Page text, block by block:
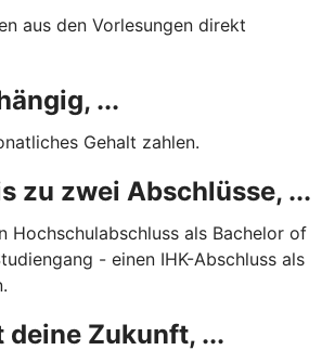
aus den Vorlesungen direkt
...
Gehalt zahlen.
zu zwei Abschlüsse, ...
Hochschulabschluss als Bachelor of
- einen IHK-Abschluss als
deine Zukunft, ...